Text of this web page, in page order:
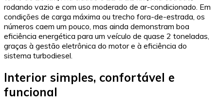
rodando vazio e com uso moderado de ar-condicionado. Em
condições de carga máxima ou trecho fora-de-estrada, os
números caem um pouco, mas ainda demonstram boa
eficiência energética para um veículo de quase 2 toneladas,
graças à gestão eletrônica do motor e à eficiência do
sistema turbodiesel.
Interior simples, confortável e
funcional